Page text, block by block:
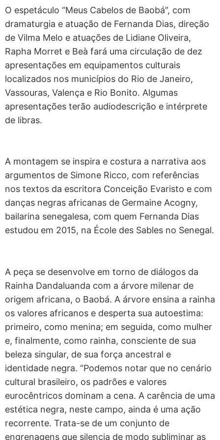
O espetáculo “Meus Cabelos de Baobá”, com
dramaturgia e atuação de Fernanda Dias, direção
de Vilma Melo e atuações de Lidiane Oliveira,
Rapha Morret e Beà fará uma circulação de dez
apresentações em equipamentos culturais
localizados nos municípios do Rio de Janeiro,
Vassouras, Valença e Rio Bonito. Algumas
apresentações terão audiodescrição e intérprete
de libras.
A montagem se inspira e costura a narrativa aos
argumentos de Simone Ricco, com referências
nos textos da escritora Conceição Evaristo e com
danças negras africanas de Germaine Acogny,
bailarina senegalesa, com quem Fernanda Dias
estudou em 2015, na École des Sables no Senegal.
A peça se desenvolve em torno de diálogos da
Rainha Dandaluanda com a árvore milenar de
origem africana, o Baobá. A árvore ensina a rainha
os valores africanos e desperta sua autoestima:
primeiro, como menina; em seguida, como mulher
e, finalmente, como rainha, consciente de sua
beleza singular, de sua força ancestral e
identidade negra. “Podemos notar que no cenário
cultural brasileiro, os padrões e valores
eurocêntricos dominam a cena. A carência de uma
estética negra, neste campo, ainda é uma ação
recorrente. Trata-se de um conjunto de
engrenagens que silencia de modo subliminar as